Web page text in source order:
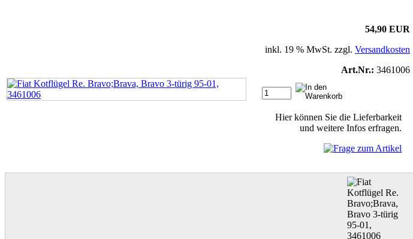
54,90 EUR
inkl. 19 % MwSt. zzgl. Versandkosten
Art.Nr.: 3461006
Hier können Sie die Lieferbarkeit
und weitere Infos erfragen.